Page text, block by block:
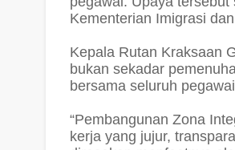
Kementerian Imigrasi
Kepala Rutan Kraksaan
bukan sekadar
bersama seluruh
“Pembangunan Zona
kerja yang jujur,